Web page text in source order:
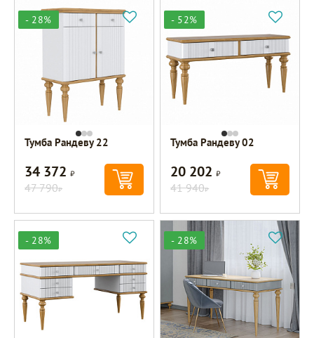
- 28%
Тумба Рандеву 22
34 372Р
47 790Р
- 52%
Тумба Рандеву 02
20 202Р
41 940Р
- 28% - 28%